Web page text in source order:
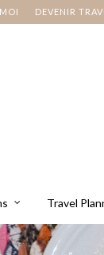
DEVENIR
Travel